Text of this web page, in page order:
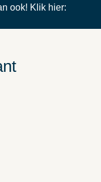
ook! Klik hier: